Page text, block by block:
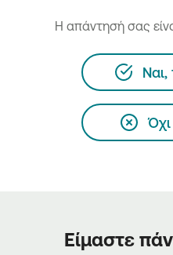
H απάντησή σας
Ναι,
Είμαστε